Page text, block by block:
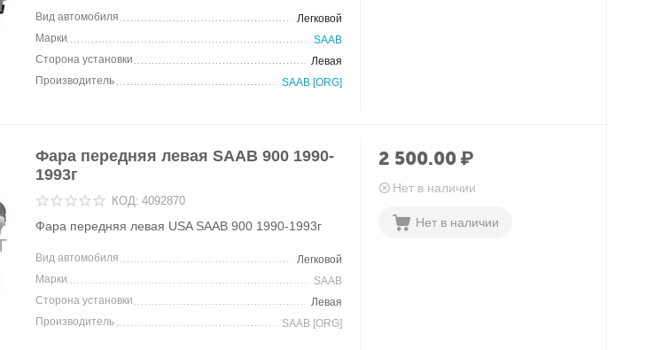
Вид автомобиля
Легковой
Марки
SAAB
Сторона установки
Левая
Производитель
SAAB [ORG]
Фара передняя левая SAAB 900 1990-
1993г
КОД: 4092870
Фара передняя левая USA SAAB 900 1990-1993г
Вид автомобиля
Легковой
Марки
SAAB
Сторона установки
Левая
Производитель
SAAB [ORG]
2 500.00 ₽
Нет в наличии
Нет в наличии